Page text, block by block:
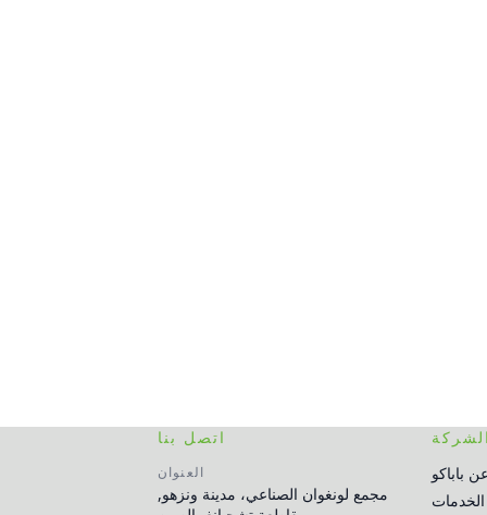
الشركة
باباكو
الخدمات
اتصل بنا
العنوان
مجمع لونغوان الصناعي، مدينة ونزهو,